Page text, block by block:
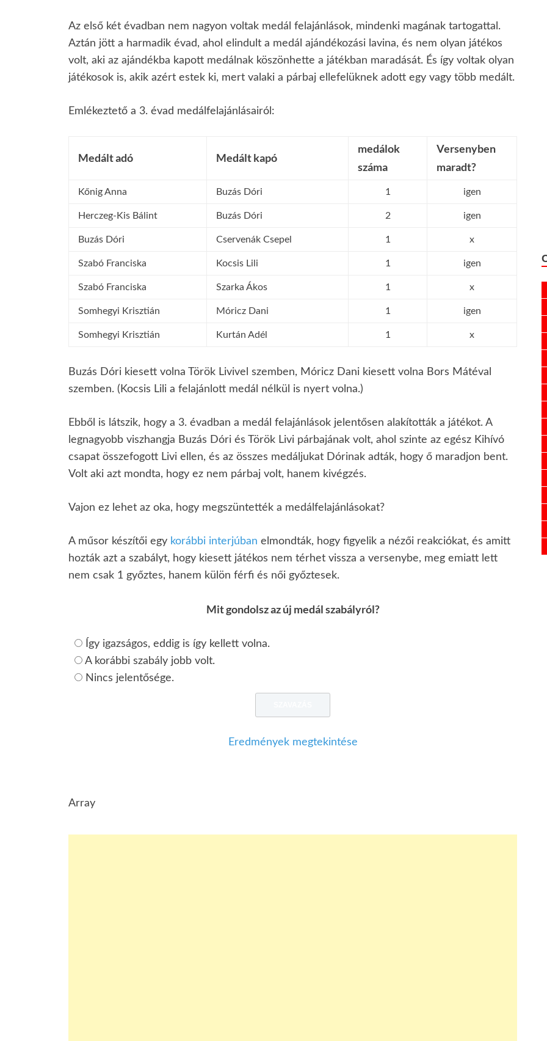
Az első két évadban nem nagyon voltak medál felajánlások, mindenki magának tartogattal.
Aztán jött a harmadik évad, ahol elindult a medál ajándékozási lavina, és nem olyan játékos
volt, aki az ajándékba kapott medálnak köszönhette a játékban maradását. És így voltak olyan
játékosok is, akik azért estek ki, mert valaki a párbaj ellefelüknek adott egy vagy több medált.
Emlékeztető a 3. évad medálfelajánlásairól:
Medált adó Medált kapó
medálok
száma
Versenyben
maradt?
Kőnig Anna Buzás Dóri 1 igen
Herczeg-Kis Bálint Buzás Dóri 2 igen
Buzás Dóri Cservenák Csepel 1 x
Szabó Franciska Kocsis Lili 1 igen
Szabó Franciska Szarka Ákos 1 x
Somhegyi Krisztián Móricz Dani 1 igen
Somhegyi Krisztián Kurtán Adél 1 x
Buzás Dóri kiesett volna Török Livivel szemben, Móricz Dani kiesett volna Bors Mátéval
szemben. (Kocsis Lili a felajánlott medál nélkül is nyert volna.)
Ebből is látszik, hogy a 3. évadban a medál felajánlások jelentősen alakították a játékot. A
legnagyobb viszhangja Buzás Dóri és Török Livi párbajának volt, ahol szinte az egész Kihívó
csapat összefogott Livi ellen, és az összes medáljukat Dórinak adták, hogy ő maradjon bent.
Volt aki azt mondta, hogy ez nem párbaj volt, hanem kivégzés.
Vajon ez lehet az oka, hogy megszüntették a medálfelajánlásokat?
A műsor készítői egy korábbi interjúban elmondták, hogy figyelik a nézői reakciókat, és amitt
hozták azt a szabályt, hogy kiesett játékos nem térhet vissza a versenybe, meg emiatt lett
nem csak 1 győztes, hanem külön férfi és női győztesek.
Mit gondolsz az új medál szabályról?
Így igazságos, eddig is így kellett volna.
A korábbi szabály jobb volt.
Nincs jelentősége.
Eredmények megtekintése
Array